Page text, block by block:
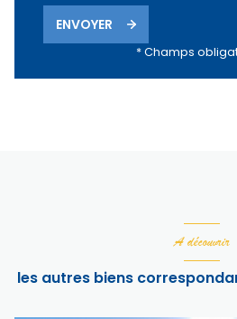
ENVOYER
* Champs
A découvrir
les autres biens